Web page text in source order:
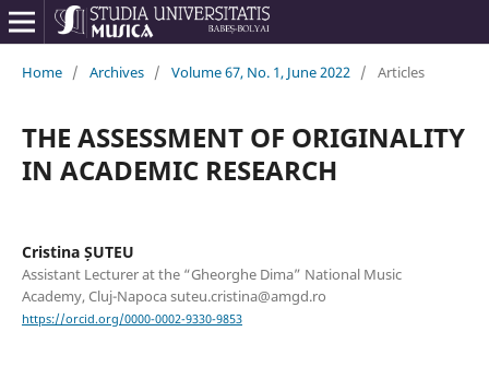
Home / Archives / Volume 67, No. 1, June 2022 / Articles
THE ASSESSMENT OF ORIGINALITY
IN ACADEMIC RESEARCH
Cristina ȘUTEU
Assistant Lecturer at the “Gheorghe Dima” National Music
Academy, Cluj-Napoca suteu.cristina@amgd.ro
https://orcid.org/0000-0002-9330-9853